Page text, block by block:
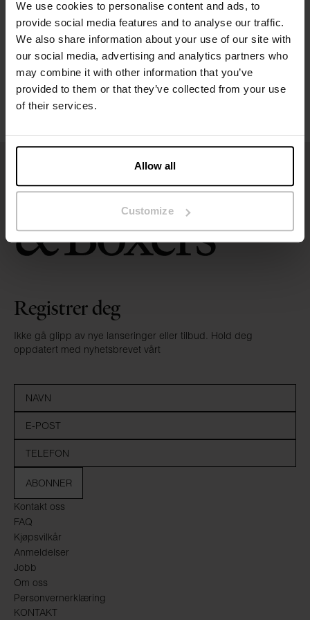
We use cookies to personalise content and ads, to
provide social media features and to analyse our traffic.
We also share information about your use of our site with
our social media, advertising and analytics partners who
may combine it with other information that you’ve
provided to them or that they’ve collected from your use
of their services.
Allow all
Customize
Størrelsesguide
Vaskeinstruksjoner
Anmeldelser
Kontakt oss
FAQ
Kjøpsvilkår
Anmeldelser
Jobb
Om oss
Personvernerklæring
KONTAKT
Registrer deg
Ikke gå glipp av nye lanseringer eller tilbud. Hold deg
oppdatert med nyhetsbrevet vårt
ABONNER